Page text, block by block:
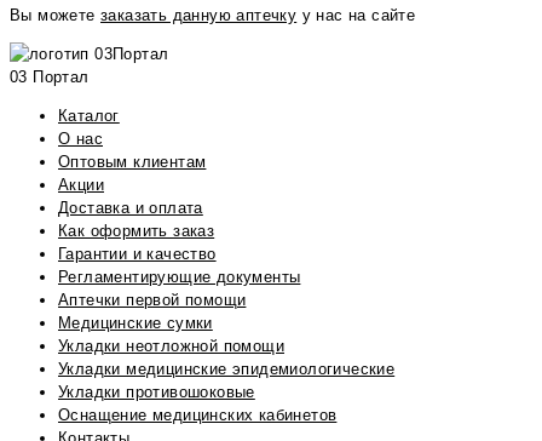
Вы можетезаказать данную аптечку у нас на сайте
03 Портал
Каталог
О нас
Оптовым клиентам
Акции
Доставка и оплата
Как оформить заказ
Гарантии и качество
Регламентирующие документы
Аптечки первой помощи
Медицинские сумки
Укладки неотложной помощи
Укладки медицинские эпидемиологические
Укладки противошоковые
Оснащение медицинских кабинетов